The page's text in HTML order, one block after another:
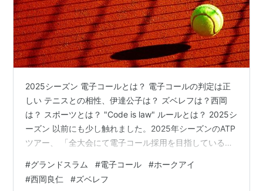
2025シーズン 電子コールとは？ 電子コールの判定は正
しい テニスとの相性、伊達公子は？ ズベレフは？西岡
は？ スポーツとは？ "Code is law" ルールとは？ 2025シ
ーズン 以前にも少し触れました。2025年シーズンのATP
ツアー、 「全大会にて電子コール採用を目指している」
ていました。 電子コールとは？ 改めて電子コールとは。
この日本語はElectric Line Callからきてます。 「機械に
#グランドスラム #電子コール #ホークアイ
#西岡良仁 #ズベレフ